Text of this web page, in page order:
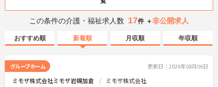
この条件の介護・福祉求人数 17件 ＋非公開求人
おすすめ順 新着順 月収順 年収順
グループホーム 更新日：2026年08月06日
ミモザ株式会社ミモザ岩槻加倉 ミモザ株式会社